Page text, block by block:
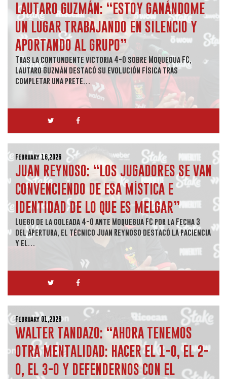
LAUTARO GUZMÁN: “ESTOY GANÁNDOME
UN LUGAR TRABAJANDO EN SILENCIO Y
APORTANDO AL GRUPO”
Tras la contundente victoria 4-0 sobre Moquegua FC,
Lautaro Guzmán destacó su evolución física tras
completar una prete…
February 16,2026
JUAN REYNOSO: “LOS JUGADORES SE VAN
CONVENCIENDO DE ESA MÍSTICA E
IDENTIDAD DE LO QUE ES MELGAR”
Luego de la goleada 4-0 ante Moquegua FC por la Fecha 3
del Apertura, el técnico Juan Reynoso destacó la paciencia
y el…
February 01,2026
WALTER TANDAZO: “AHORA TENEMOS
OTRA MENTALIDAD: HACER EL 1-0, EL 2-
0, EL 3-0 Y DEFENDERNOS CON EL